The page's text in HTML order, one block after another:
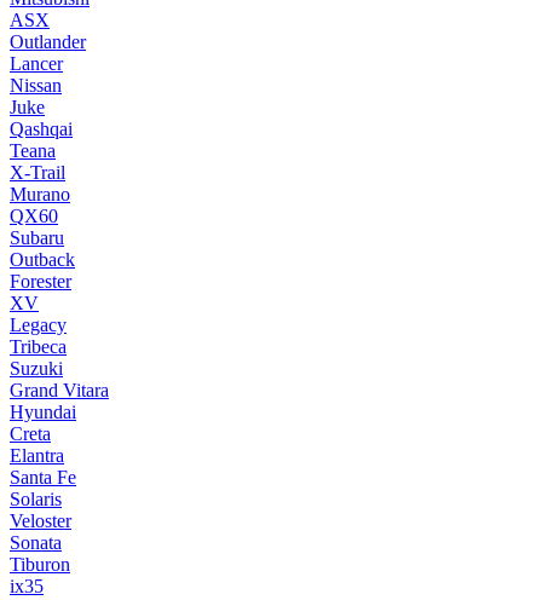
ASX
Outlander
Lancer
Nissan
Juke
Qashqai
Teana
X-Trail
Murano
QX60
Subaru
Outback
Forester
XV
Legacy
Tribeca
Suzuki
Grand Vitara
Hyundai
Creta
Elantra
Santa Fe
Solaris
Veloster
Sonata
Tiburon
ix35